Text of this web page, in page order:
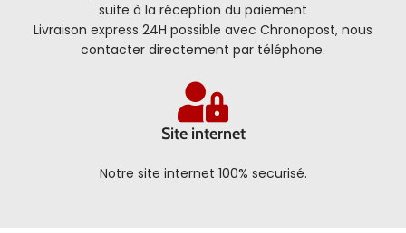
suite à la réception du paiement
Livraison express 24H possible avec Chronopost, nous
contacter directement par téléphone.
Site internet
Notre site internet 100% securisé.